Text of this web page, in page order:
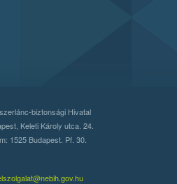
biztonsági Hivatal
Keleti Károly utca. 24.
1525 Budapest. Pf. 30.